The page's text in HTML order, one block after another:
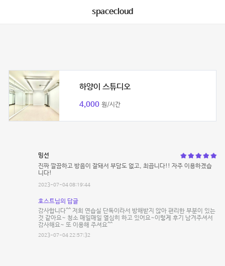
spacecloud
하양이 스튜디오
4,000 원/시간
밍선
진짜 깔끔하고 방음이 잘돼서 부담도 없고, 최곱니다!! 자주 이용하겠습
니다!
2023-07-04 08:19:44
호스트님의 답글
감사합니다^^ 저희 연습실 단독이라서 방해받지 않아 편리한 부분이 있는
것 같아요~ 청소 매일매일 열심히 하고 있어요~이렇게 후기 남겨주셔서
감사해요~ 또 이용해 주셔요^^
2023-07-04 22:57:32